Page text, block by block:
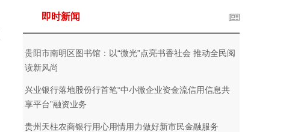
即时新闻
贵阳市南明区图书馆：以“微光”点亮书香社会 推动全民阅
读新风尚
兴业银行落地股份行首笔“中小微企业资金流信用信息共
享平台”融资业务
贵州天柱农商银行用心用情用力做好新市民金融服务